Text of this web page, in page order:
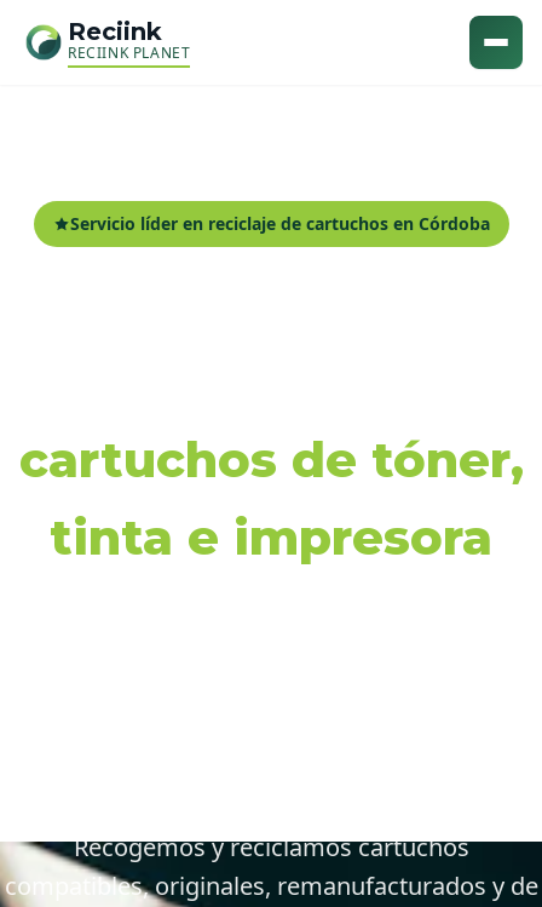
Reciink
RECIINK PLANET
Servicio líder en reciclaje de cartuchos en Córdoba
cartuchos de tóner,
tinta e impresora
Recogemos y reciclamos cartuchos
compatibles, originales, remanufacturados y de